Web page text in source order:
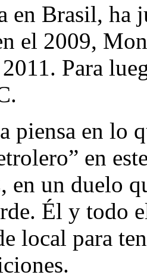
en Brasil, ha
el 2009,
Para
piensa en lo
en
en un duelo
Él y todo
local para